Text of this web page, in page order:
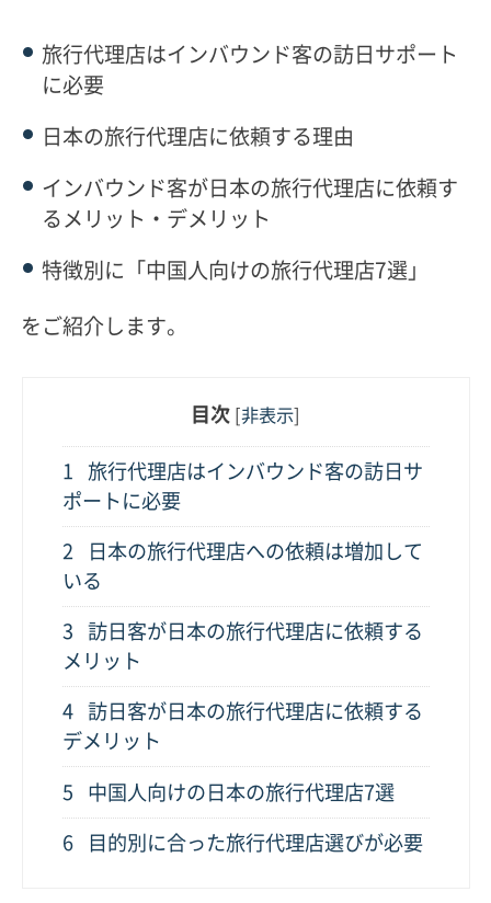
旅行代理店はインバウンド客の訪日サポート
に必要
日本の旅行代理店に依頼する理由
インバウンド客が日本の旅行代理店に依頼す
るメリット・デメリット
特徴別に「中国人向けの旅行代理店7選」
をご紹介します。
目次 非表示
1
旅行代理店はインバウンド客の訪日サ
ポートに必要
2
日本の旅行代理店への依頼は増加して
いる
3
訪日客が日本の旅行代理店に依頼する
メリット
4
訪日客が日本の旅行代理店に依頼する
デメリット
5 中国人向けの日本の旅行代理店7選
6 目的別に合った旅行代理店選びが必要